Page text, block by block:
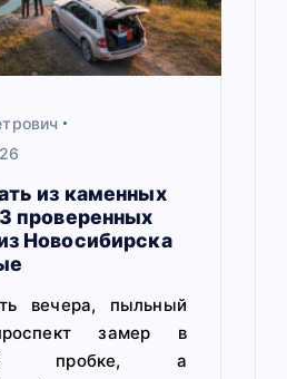
из каменных
проверенных
Новосибирска
вечера, пыльный
замер в
пробке, а